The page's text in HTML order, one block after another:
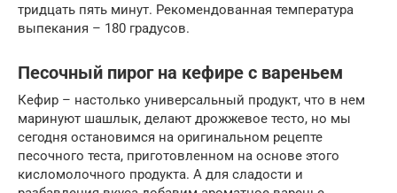
тридцать пять минут. Рекомендованная температура
выпекания – 180 градусов.
Песочный пирог на кефире с вареньем
Кефир – настолько универсальный продукт, что в нем
маринуют шашлык, делают дрожжевое тесто, но мы
сегодня остановимся на оригинальном рецепте
песочного теста, приготовленном на основе этого
кисломолочного продукта. А для сладости и